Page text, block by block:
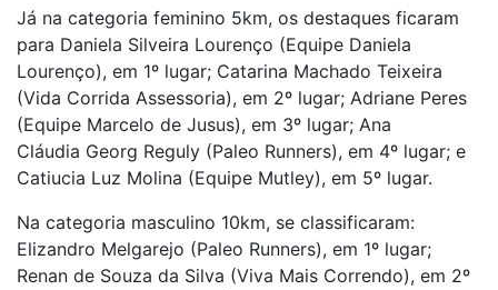
Já na categoria feminino 5km, os destaques ficaram
para Daniela Silveira Lourenço (Equipe Daniela
Lourenço), em 1º lugar; Catarina Machado Teixeira
(Vida Corrida Assessoria), em 2º lugar; Adriane Peres
(Equipe Marcelo de Jusus), em 3º lugar; Ana
Cláudia Georg Reguly (Paleo Runners), em 4º lugar; e
Catiucia Luz Molina (Equipe Mutley), em 5º lugar.
Na categoria masculino 10km, se classificaram:
Elizandro Melgarejo (Paleo Runners), em 1º lugar;
Renan de Souza da Silva (Viva Mais Correndo), em 2º